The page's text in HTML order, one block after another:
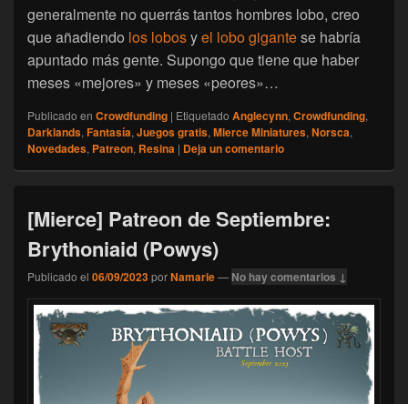
generalmente no querrás tantos hombres lobo, creo
que añadiendo los lobosyel lobo gigantese habría
apuntado más gente. Supongo que tiene que haber
meses «mejores» y meses «peores»…
Publicado en Crowdfunding | Etiquetado Anglecynn, Crowdfunding,
Darklands, Fantasía, Juegos gratis, Mierce Miniatures, Norsca,
Novedades, Patreon, Resina | Deja un comentario
[Mierce] Patreon de Septiembre:
Brythoniaid (Powys)
Publicado el 06/09/2023porNamarie— No hay comentarios ↓